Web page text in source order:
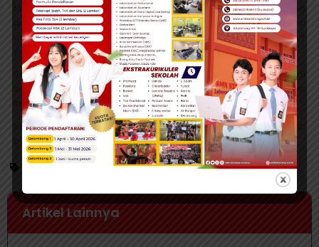
Melalui kegiatan ini, SMK Ketintang Surabaya berkomitmen
untuk terus mencetak generasi penerus yang tidak hanya
unggul dalam bidang kejuruan, tetapi juga memiliki karakter
yang kuat dan jiwa nasionalisme yang tinggi.
Semangat para pahlawan akan terus hidup dan menjadi
inspirasi bagi kami untuk terus berkarya dan membangun
Indonesia yang lebih baik.
Selamat Hari Pahlawan 2025! Teruslah berjuang, teruslah
berkarya! Merdeka!
Artikel Lainnya